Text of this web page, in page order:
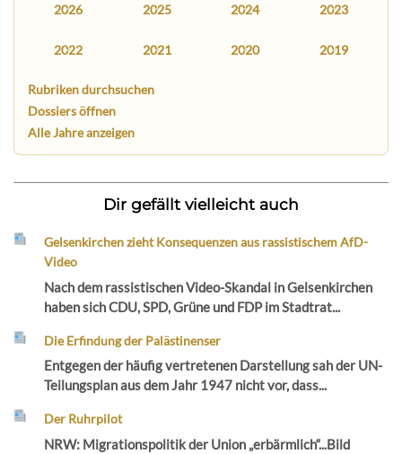
2026 2025 2024 2023
2022 2021 2020 2019
Rubriken durchsuchen
Dossiers öffnen
Alle Jahre anzeigen
Dir gefällt vielleicht auch
Gelsenkirchen zieht Konsequenzen aus rassistischem AfD-
Video
Nach dem rassistischen Video-Skandal in Gelsenkirchen
haben sich CDU, SPD, Grüne und FDP im Stadtrat...
Die Erfindung der Palästinenser
Entgegen der häufig vertretenen Darstellung sah der UN-
Teilungsplan aus dem Jahr 1947 nicht vor, dass...
Der Ruhrpilot
NRW: Migrationspolitik der Union „erbärmlich“...Bild